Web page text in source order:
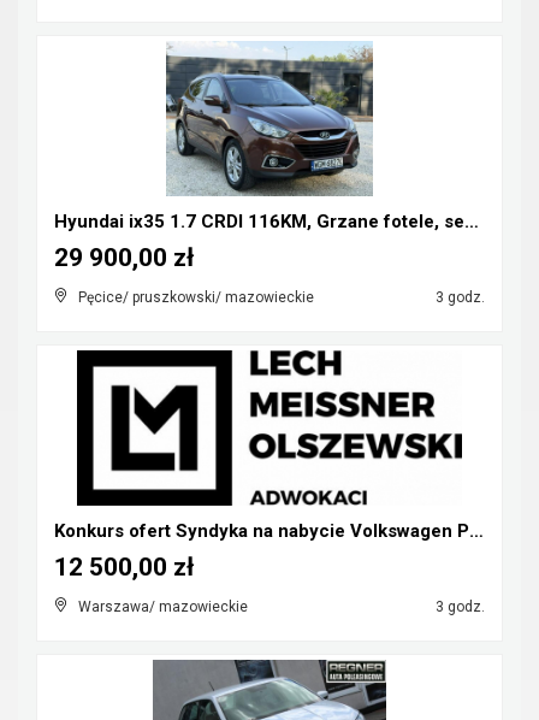
Hyundai ix35 1.7 CRDI 116KM, Grzane fotele, serwis...
Pęcice/ pruszkowski/ mazowieckie 3 godz.
29 900,00 zł
Konkurs ofert Syndyka na nabycie Volkswagen Phaeto...
Warszawa/ mazowieckie 3 godz.
12 500,00 zł